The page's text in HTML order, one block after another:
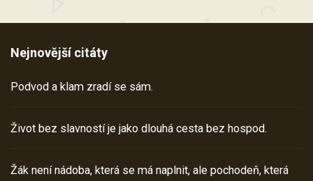
Nejnovější citáty
Podvod a klam zradí se sám.
Život bez slavností je jako dlouhá cesta bez hospod.
Žák není nádoba, která se má naplnit, ale pochodeň, která